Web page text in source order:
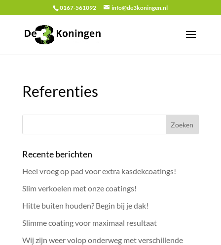
0167-561092 info@de3koningen.nl
Referenties
Recente berichten
Heel vroeg op pad voor extra kasdekcoatings!
Slim verkoelen met onze coatings!
Hitte buiten houden? Begin bij je dak!
Slimme coating voor maximaal resultaat
Wij zijn weer volop onderweg met verschillende